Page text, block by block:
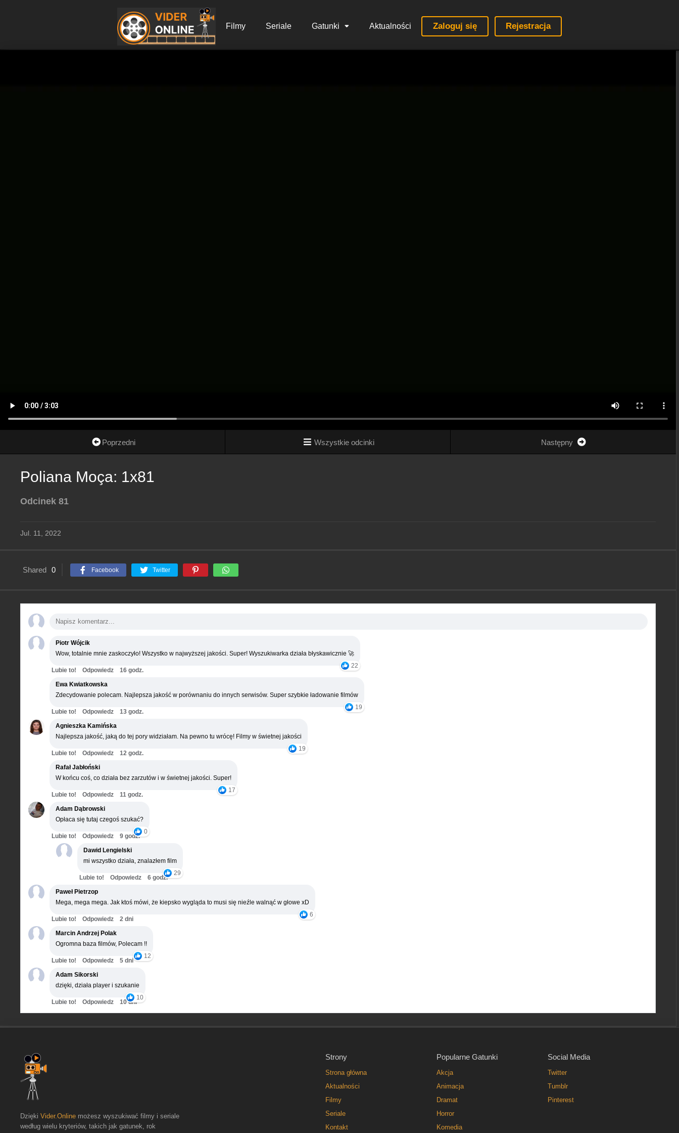
Filmy Seriale Gatunki Aktualności Zaloguj się Rejestracja
Poprzedni Wszystkie odcinki Następny
Poliana Moça: 1x81
Odcinek 81
Jul. 11, 2022
Shared 0 Facebook Twitter
Piotr Wójcik
Wow, totalnie mnie zaskoczyło! Wszystko w najwyższej jakości. Super! Wyszukiwarka działa błyskawicznie 🚀
22
Lubie to! Odpowiedz
16 godz.
Ewa Kwiatkowska
Zdecydowanie polecam. Najlepsza jakość w porównaniu do innych serwisów. Super szybkie ładowanie filmów
19
Lubie to! Odpowiedz
13 godz.
Agnieszka Kamińska
Najlepsza jakość, jaką do tej pory widziałam. Na pewno tu wrócę! Filmy w świetnej jakości
19
Lubie to! Odpowiedz
12 godz.
Rafał Jabłoński
W końcu coś, co działa bez zarzutów i w świetnej jakości. Super!
17
Lubie to! Odpowiedz
11 godz.
Adam Dąbrowski
Opłaca się tutaj czegoś szukać?
0
Lubie to! Odpowiedz
9 godz.
Dawid Lengielski
mi wszystko działa, znalazłem film
29
Lubie to! Odpowiedz
6 godz.
Paweł Pietrzop
Mega, mega mega. Jak ktoś mówi, że kiepsko wygląda to musi się nieźle walnąć w głowe xD
6
Lubie to! Odpowiedz
2 dni
Marcin Andrzej Polak
Ogromna baza filmów, Polecam !!
12
Lubie to! Odpowiedz
5 dni
Adam Sikorski
dzięki, działa player i szukanie
10
Lubie to! Odpowiedz 10 dni
Strony
Strona główna
Aktualności
Filmy
Seriale
Kontakt
Popularne Gatunki
Akcja
Animacja
Dramat
Horror
Komedia
Social Media
Twitter
Tumblr
Pinterest
Dzięki Vider.Online możesz wyszukiwać filmy i seriale
według wielu kryteriów, takich jak gatunek, rok